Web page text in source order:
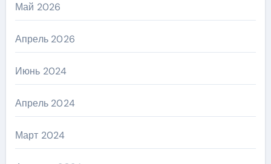
Май 2026
Апрель 2026
Июнь 2024
Апрель 2024
Март 2024